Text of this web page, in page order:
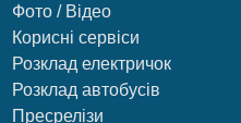
Фото / Відео
Корисні сервіси
Розклад електричок
Розклад автобусів
Пресрелізи